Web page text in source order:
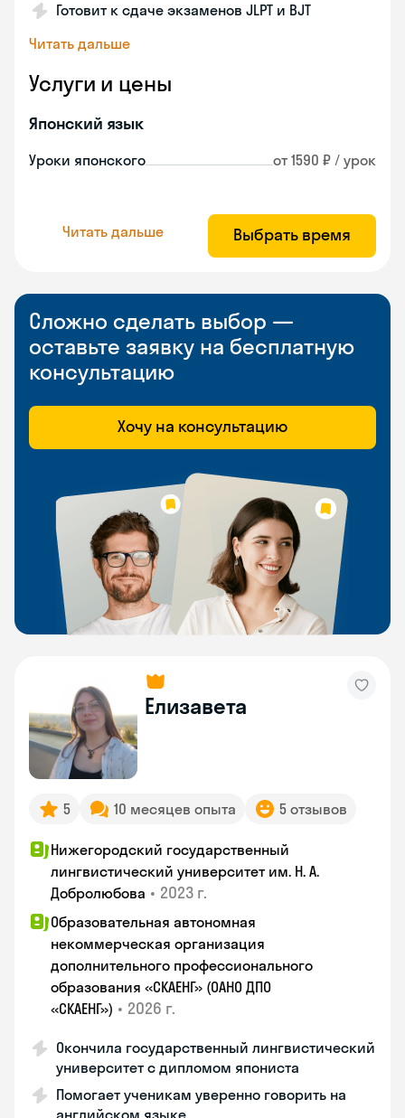
Готовит к сдаче экзаменов JLPT и BJT
Читать дальше
Услуги и цены
Японский язык
Уроки японского от 1590 ₽ / урок
Читать дальше Выбрать время
Сложно сделать выбор —
оставьте заявку на бесплатную
консультацию
Хочу на консультацию
Елизавета
5 10 месяцев опыта 5 отзывов
Нижегородский государственный
лингвистический университет им. Н. А.
Добролюбова • 2023 г.
Образовательная автономная
некоммерческая организация
дополнительного профессионального
образования «СКАЕНГ» (ОАНО ДПО
«СКАЕНГ») • 2026 г.
Окончила государственный лингвистический
университет с дипломом япониста
Помогает ученикам уверенно говорить на
английском языке